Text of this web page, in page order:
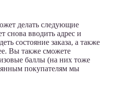
делать следующие
снова вводить адрес и
состояние заказа, а также
Вы также сможете
баллы (на них тоже
покупателям мы